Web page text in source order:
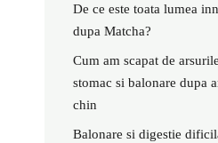
De ce este toata lumea
dupa Matcha?
Cum am scapat de
stomac si balonare dupa
chin
Balonare si digestie